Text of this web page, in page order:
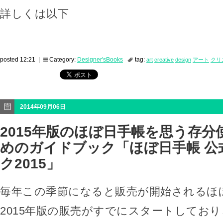
詳しくは以下
posted 12:21 | Category: Designer'sBooks tag: art creative design アート クリ
2014年09月06日
2015年版のほぼ日手帳を思う存分
めのガイドブック「ほぼ日手帳
ク2015」
毎年この季節になると販売が開始されるほ
2015年版の販売がすでにスタートしてお